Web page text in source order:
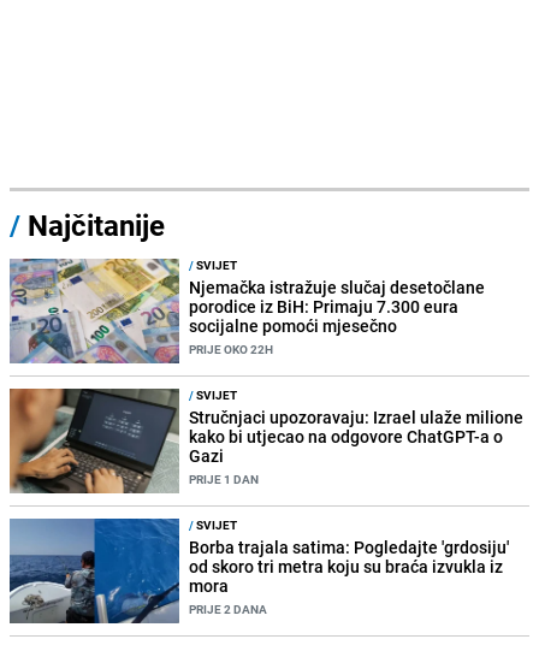
/ Najčitanije
/SVIJET
Njemačka istražuje slučaj desetočlane
porodice iz BiH: Primaju 7.300 eura
socijalne pomoći mjesečno
PRIJE OKO 22H
/SVIJET
Stručnjaci upozoravaju: Izrael ulaže milione
kako bi utjecao na odgovore ChatGPT-a o
Gazi
PRIJE 1 DAN
/SVIJET
Borba trajala satima: Pogledajte 'grdosiju'
od skoro tri metra koju su braća izvukla iz
mora
PRIJE 2 DANA